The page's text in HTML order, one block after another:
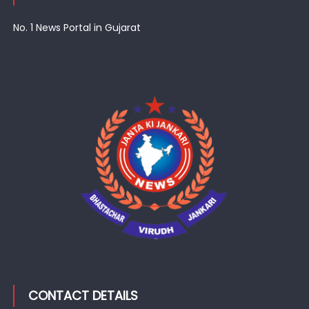
No. 1 News Portal in Gujarat
CONTACT DETAILS